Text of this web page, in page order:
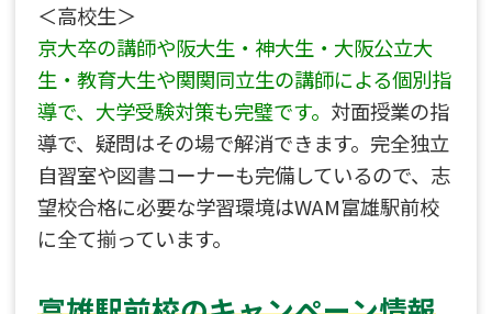
＜高校生＞
京大卒の講師や阪大生・神大生・大阪公立大
生・教育大生や関関同立生の講師による個別指
導で、大学受験対策も完璧です。 対面授業の指
導で、疑問はその場で解消できます。完全独立
自習室や図書コーナーも完備しているので、志
望校合格に必要な学習環境はWAM富雄駅前校
に全て揃っています。